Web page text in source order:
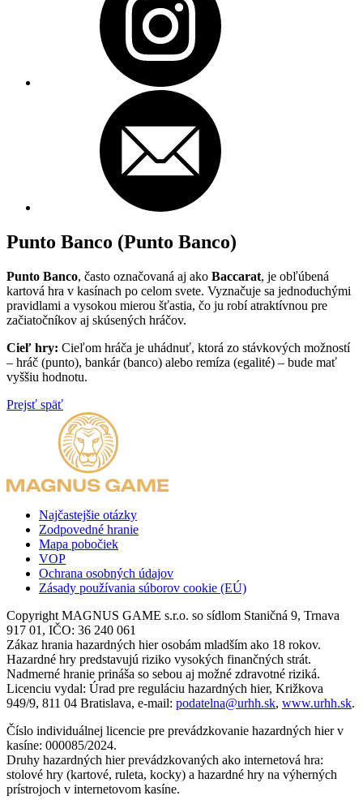
Punto Banco (Punto Banco)
Punto Banco, často označovaná aj ako Baccarat, je obľúbená
kartová hra v kasínach po celom svete. Vyznačuje sa jednoduchými
pravidlami a vysokou mierou šťastia, čo ju robí atraktívnou pre
začiatočníkov aj skúsených hráčov.
Cieľ hry: Cieľom hráča je uhádnuť, ktorá zo stávkových možností
– hráč (punto), bankár (banco) alebo remíza (egalité) – bude mať
vyššiu hodnotu.
Prejsť späť
Najčastejšie otázky
Zodpovedné hranie
Mapa pobočiek
VOP
Ochrana osobných údajov
Zásady používania súborov cookie (EÚ)
Copyright MAGNUS GAME s.r.o. so sídlom Staničná 9, Trnava
917 01, IČO: 36 240 061
Zákaz hrania hazardných hier osobám mladším ako 18 rokov.
Hazardné hry predstavujú riziko vysokých finančných strát.
Nadmerné hranie prináša so sebou aj možné zdravotné riziká.
Licenciu vydal: Úrad pre reguláciu hazardných hier, Križkova
949/9, 811 04 Bratislava, e-mail: podatelna@urhh.sk, www.urhh.sk.
Číslo individuálnej licencie pre prevádzkovanie hazardných hier v
kasíne: 000085/2024.
Druhy hazardných hier prevádzkovaných ako internetová hra:
stolové hry (kartové, ruleta, kocky) a hazardné hry na výherných
prístrojoch v internetovom kasíne.